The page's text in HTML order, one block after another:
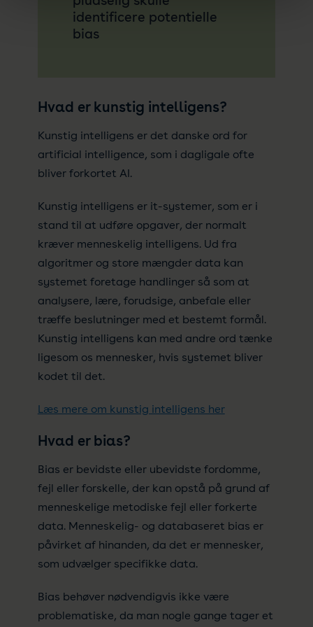
identificere potentielle
bias
Hvad er kunstig intelligens?
Kunstig intelligens er det danske ord for
artificial intelligence, som i dagligale ofte
bliver forkortet AI.
Kunstig intelligens er it-systemer, som er i
stand til at udføre opgaver, der normalt
kræver menneskelig intelligens. Ud fra
algoritmer og store mængder data kan
systemet foretage handlinger så som at
analysere, lære, forudsige, anbefale eller
træffe beslutninger med et bestemt formål.
Kunstig intelligens kan med andre ord tænke
ligesom os mennesker, hvis systemet bliver
kodet til det.
Læs mere om kunstig intelligens her
Hvad er bias?
Bias er bevidste eller ubevidste fordomme,
fejl eller forskelle, der kan opstå på grund af
menneskelige metodiske fejl eller forkerte
data. Menneskelig- og databaseret bias er
påvirket af hinanden, da det er mennesker,
som udvælger specifikke data.
Bias behøver nødvendigvis ikke være
problematiske, da man nogle gange tager et